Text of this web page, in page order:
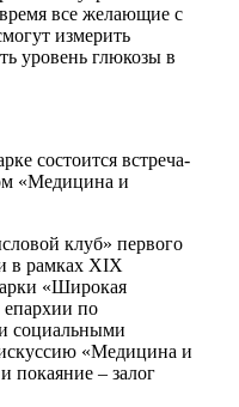
все желающие с
измерить
уровень глюкозы в
состоится встреча-
«Медицина и
клуб» первого
в рамках XIX
«Широкая
по
социальными
«Медицина и
покаяние – залог